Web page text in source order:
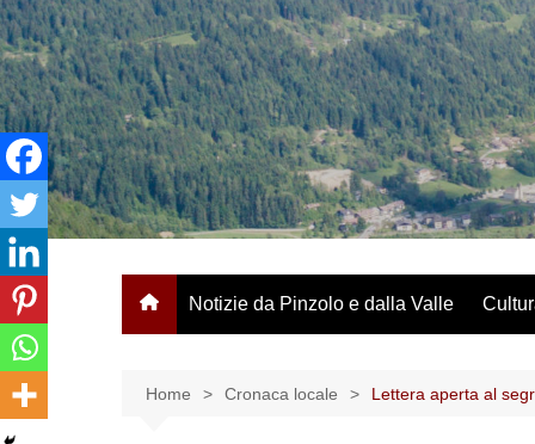
Salta
al
contenuto
Notizie da Pinzolo e dalla Valle
Home Cronaca locale Lettera aperta al